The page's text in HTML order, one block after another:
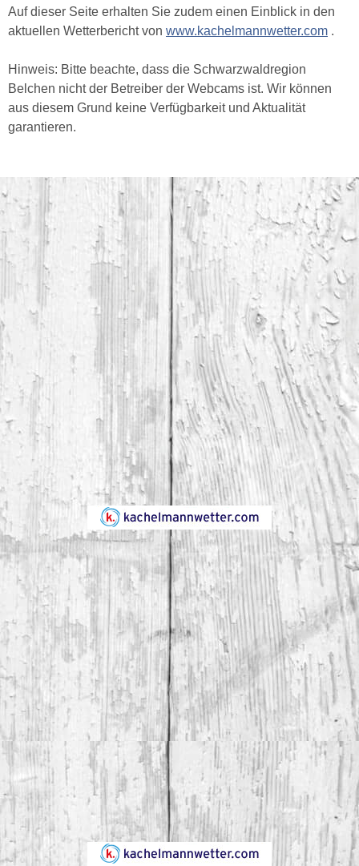
Auf dieser Seite erhalten Sie zudem einen Einblick in den
aktuellen Wetterbericht von www.kachelmannwetter.com .
Hinweis: Bitte beachte, dass die Schwarzwaldregion
Belchen nicht der Betreiber der Webcams ist. Wir können
aus diesem Grund keine Verfügbarkeit und Aktualität
garantieren.